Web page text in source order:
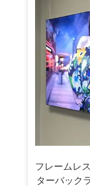
フレームレ
ターバック